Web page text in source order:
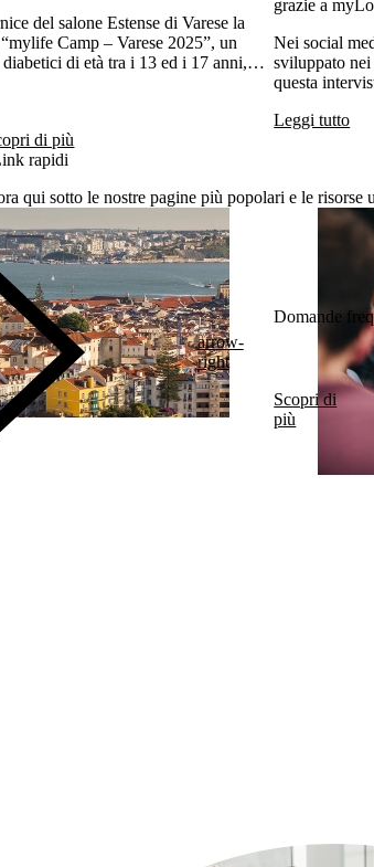
del salone Estense di Varese la
Camp – Varese 2025”, un
di età tra i 13 ed i 17 anni,
grazie a
Nei social
sviluppato
questa
Leggi tutto
di più
rapidi
qui sotto le nostre pagine più popolari e le risorse
arrow-
right
Domande
Scopri di
più